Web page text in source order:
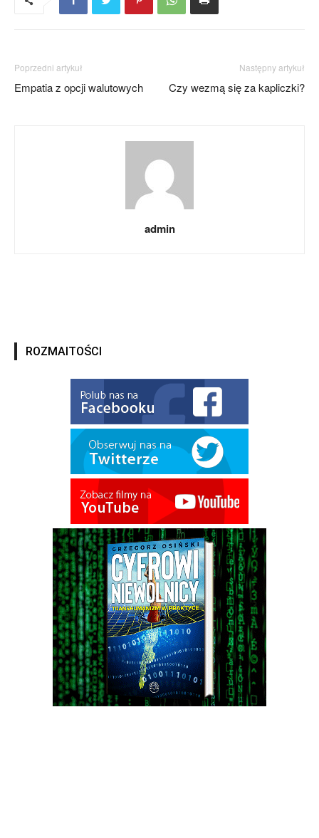
Poprzedni artykuł
Empatia z opcji walutowych
Następny artykuł
Czy wezmą się za kapliczki?
admin
ROZMAITOŚCI